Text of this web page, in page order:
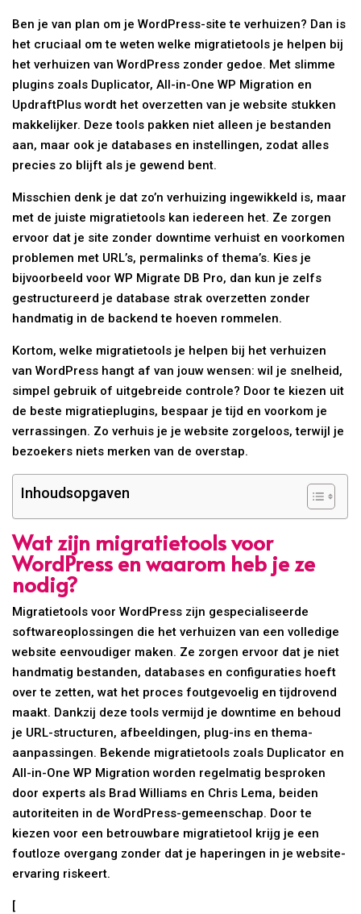
Ben je van plan om je WordPress-site te verhuizen? Dan is
het cruciaal om te weten welke migratietools je helpen bij
het verhuizen van WordPress zonder gedoe. Met slimme
plugins zoals Duplicator, All-in-One WP Migration en
UpdraftPlus wordt het overzetten van je website stukken
makkelijker. Deze tools pakken niet alleen je bestanden
aan, maar ook je databases en instellingen, zodat alles
precies zo blijft als je gewend bent.
Misschien denk je dat zo’n verhuizing ingewikkeld is, maar
met de juiste migratietools kan iedereen het. Ze zorgen
ervoor dat je site zonder downtime verhuist en voorkomen
problemen met URL’s, permalinks of thema’s. Kies je
bijvoorbeeld voor WP Migrate DB Pro, dan kun je zelfs
gestructureerd je database strak overzetten zonder
handmatig in de backend te hoeven rommelen.
Kortom, welke migratietools je helpen bij het verhuizen
van WordPress hangt af van jouw wensen: wil je snelheid,
simpel gebruik of uitgebreide controle? Door te kiezen uit
de beste migratieplugins, bespaar je tijd en voorkom je
verrassingen. Zo verhuis je je website zorgeloos, terwijl je
bezoekers niets merken van de overstap.
Inhoudsopgaven
Wat zijn migratietools voor
WordPress en waarom heb je ze
nodig?
Migratietools voor WordPress zijn gespecialiseerde
softwareoplossingen die het verhuizen van een volledige
website eenvoudiger maken. Ze zorgen ervoor dat je niet
handmatig bestanden, databases en configuraties hoeft
over te zetten, wat het proces foutgevoelig en tijdrovend
maakt. Dankzij deze tools vermijd je downtime en behoud
je URL-structuren, afbeeldingen, plug-ins en thema-
aanpassingen. Bekende migratietools zoals Duplicator en
All-in-One WP Migration worden regelmatig besproken
door experts als Brad Williams en Chris Lema, beiden
autoriteiten in de WordPress-gemeenschap. Door te
kiezen voor een betrouwbare migratietool krijg je een
foutloze overgang zonder dat je haperingen in je website-
ervaring riskeert.
[